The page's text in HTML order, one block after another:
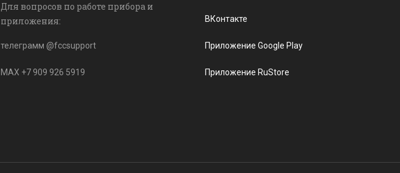
Для вопросов по работе прибора и
приложения:
телеграмм @fccsupport
MAX +7 909 926 5919
ВКонтакте
Приложение Google Play
Приложение RuStore